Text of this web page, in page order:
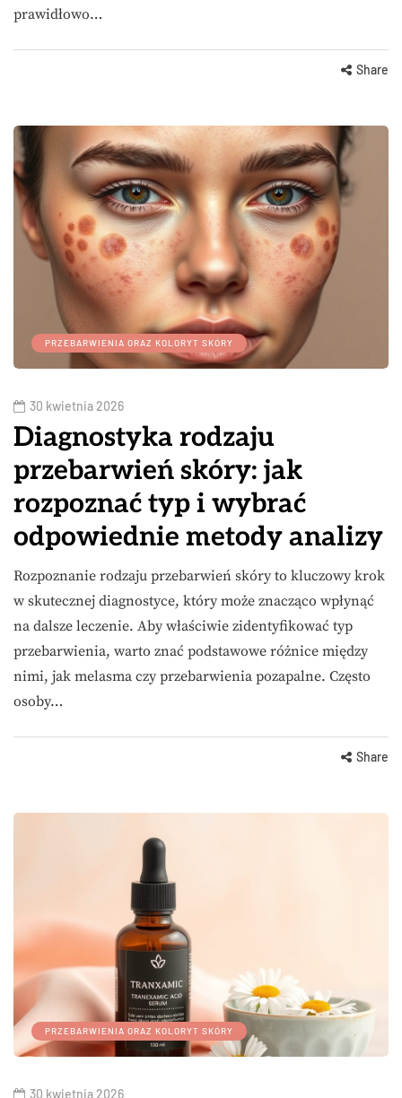
prawidłowo…
Share
PRZEBARWIENIA ORAZ KOLORYT SKÓRY
30 kwietnia 2026
Diagnostyka rodzaju
przebarwień skóry: jak
rozpoznać typ i wybrać
odpowiednie metody analizy
Rozpoznanie rodzaju przebarwień skóry to kluczowy krok
w skutecznej diagnostyce, który może znacząco wpłynąć
na dalsze leczenie. Aby właściwie zidentyfikować typ
przebarwienia, warto znać podstawowe różnice między
nimi, jak melasma czy przebarwienia pozapalne. Często
osoby…
Share
PRZEBARWIENIA ORAZ KOLORYT SKÓRY
30 kwietnia 2026